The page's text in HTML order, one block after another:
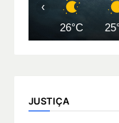
26°C
‹
JUSTIÇA